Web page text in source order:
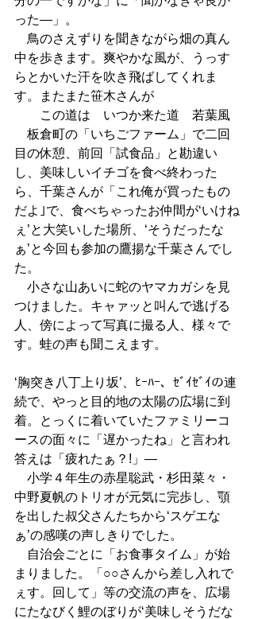
った―」。
鳥のさえずりを聞きながら畑の真ん
中を歩きます。爽やかな風が、うっす
らとかいた汗を吹き飛ばしてくれま
す。またまた笹木さんが
この道は　いつか来た道　若葉風
板倉町の「いちごファーム」で二回
目の休憩、前回「試食品」と勘違い
し、美味しいイチゴを食べ終わった
ら、千葉さんが「これ俺が買ったもの
だよ｣で、食べちゃったお仲間が‘いけね
ぇ’と大笑いした場所、‘そうだったな
ぁ’と今回も参加の鷹揚な千葉さんでし
た。
小さな山あいに蛇のヤマカガシを見
つけました。キャァッと叫んで逃げる
人、傍によって写真に撮る人、様々で
す。蛙の声も聞こえます。
‘胸突き八丁上り坂’、ﾋｰﾊｰ、ｾﾞｲｾﾞｲの連
続で、やっと目的地の太陽の広場に到
着。とっくに着いていたファミリーコ
ースの面々に「遅かったね」と言われ
答えは「疲れたぁ？!」―
小学４年生の赤星聡武・杉田菜々・
中野夏帆のトリオが元気に完歩し、顎
を出した叔父さんたちから‘スゲエな
ぁ’の感嘆の声しきりでした。
自治会ごとに「お食事タイム」が始
まりました。「○○さんから差し入れで
ぇす。回して」等の交流の声を、広場
にたなびく鯉のぼりが‘美味しそうだな